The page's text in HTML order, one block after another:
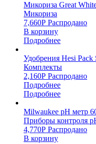
Микориза Great
Микориза
7,660Р Распродано
В корзину
Подробнее
Удобрения Hesi Pack
Комплекты
2,160Р Распродано
Подробнее
Подробнее
Milwaukee pH метр
Приборы контроля
4,770Р Распродано
В корзину